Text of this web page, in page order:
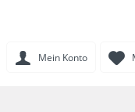
Mein Konto